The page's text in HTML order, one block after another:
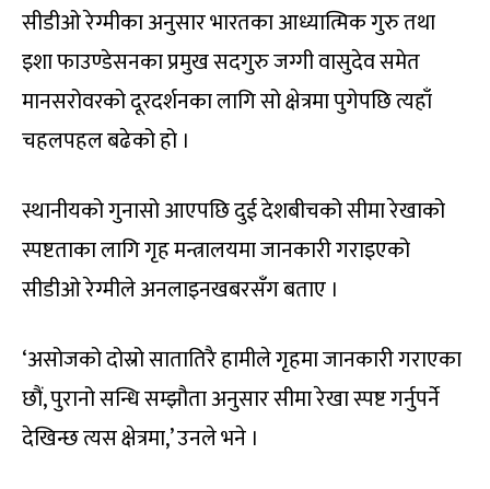
सीडीओ रेग्मीका अनुसार भारतका आध्यात्मिक गुरु तथा
इशा फाउण्डेसनका प्रमुख सदगुरु जग्गी वासुदेव समेत
मानसरोवरको दूरदर्शनका लागि सो क्षेत्रमा पुगेपछि त्यहाँ
चहलपहल बढेको हो ।
स्थानीयको गुनासो आएपछि दुई देशबीचको सीमा रेखाको
स्पष्टताका लागि गृह मन्त्रालयमा जानकारी गराइएको
सीडीओ रेग्मीले अनलाइनखबरसँग बताए ।
‘असोजको दोस्रो सातातिरै हामीले गृहमा जानकारी गराएका
छौं, पुरानो सन्धि सम्झौता अनुसार सीमा रेखा स्पष्ट गर्नुपर्ने
देखिन्छ त्यस क्षेत्रमा,’ उनले भने ।